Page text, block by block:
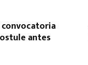
convocatoria
antes